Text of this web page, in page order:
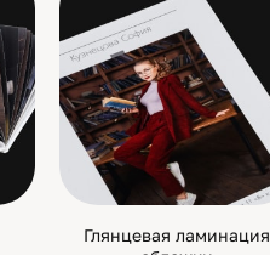
Глянцевая ламинация